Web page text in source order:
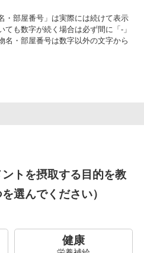
・部屋番号」は実際には続けて表示
も数字が続く場合は必ず間に「-」
名・部屋番号は数字以外の文字から
トを摂取する目的を教
選んでください）
健康